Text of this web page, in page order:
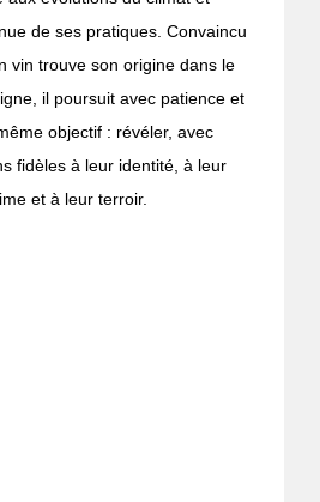
de ses pratiques. Convaincu
vin trouve son origine dans le
il poursuit avec patience et
objectif : révéler, avec
fidèles à leur identité, à leur
et à leur terroir.